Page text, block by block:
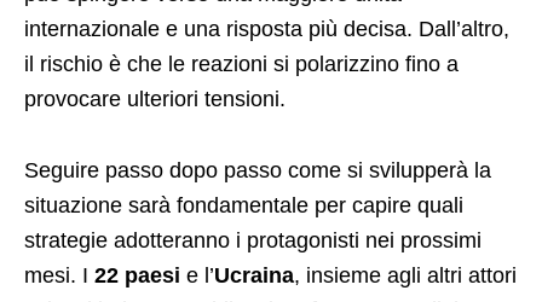
internazionale e una risposta più decisa. Dall’altro,
il rischio è che le reazioni si polarizzino fino a
provocare ulteriori tensioni.
Seguire passo dopo passo come si svilupperà la
situazione sarà fondamentale per capire quali
strategie adotteranno i protagonisti nei prossimi
mesi. I 22 paesi e l’Ucraina, insieme agli altri attori